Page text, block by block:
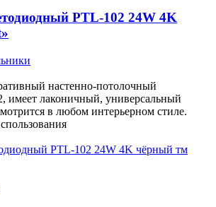
PTL-102 24W 4K
настенно-потолочный
имеет лаконичный, универсальный
в любом интерьерном стиле.